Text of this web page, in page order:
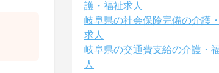
護・福祉求人
岐阜県の社会保険完備の介護
求人
岐阜県の交通費支給の介護・
人